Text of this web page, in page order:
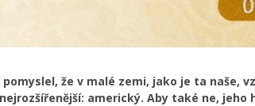
že v malé zemi, jako je ta naše,
americký. Aby také ne, jeho